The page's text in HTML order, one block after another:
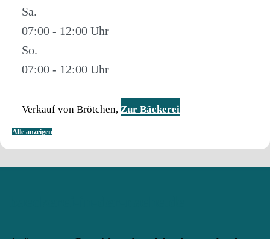
Sa.
07:00 - 12:00
So.
07:00 - 12:00
Verkauf von Brötchen, Zur Bäckerei
Alle anzeigen